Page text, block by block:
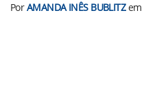
PorAMANDA INÊS BUBLITZem